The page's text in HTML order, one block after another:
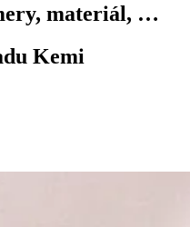
materiál, …
Kemi